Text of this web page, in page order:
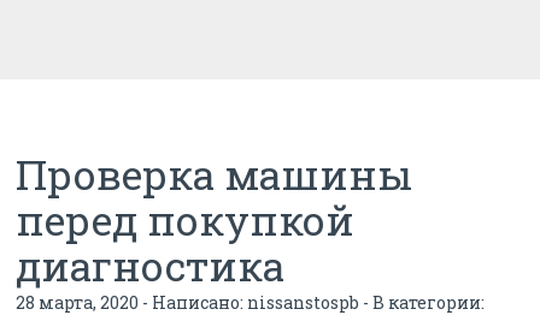
Проверка машины
перед покупкой
диагностика
28 марта, 2020 - Написано: nissanstospb - В категории: